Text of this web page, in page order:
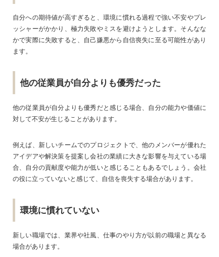
自分への期待値が高すぎると、環境に慣れる過程で強い不安やプレ
ッシャーがかかり、極力失敗やミスを避けようとします。そんなな
かで実際に失敗すると、自己嫌悪から自信喪失に至る可能性があり
ます。
他の従業員が自分よりも優秀だった
他の従業員が自分よりも優秀だと感じる場合、自分の能力や価値に
対して不安が生じることがあります。
例えば、新しいチームでのプロジェクトで、他のメンバーが優れた
アイデアや解決策を提案し会社の業績に大きな影響を与えている場
合、自分の貢献度や能力が低いと感じることもあるでしょう。会社
の役に立っていないと感じて、自信を喪失する場合があります。
環境に慣れていない
新しい職場では、業界や社風、仕事のやり方が以前の職場と異なる
場合があります。